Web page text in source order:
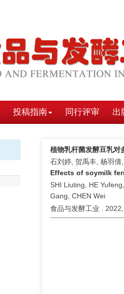
投稿指南 同行评审 出
植物乳杆菌发酵豆乳对
石刘婷, 贺禹丰, 杨羽
Effects of soymilk
SHI Liuting, HE
Gang, CHEN Wei
食品与发酵工业 .